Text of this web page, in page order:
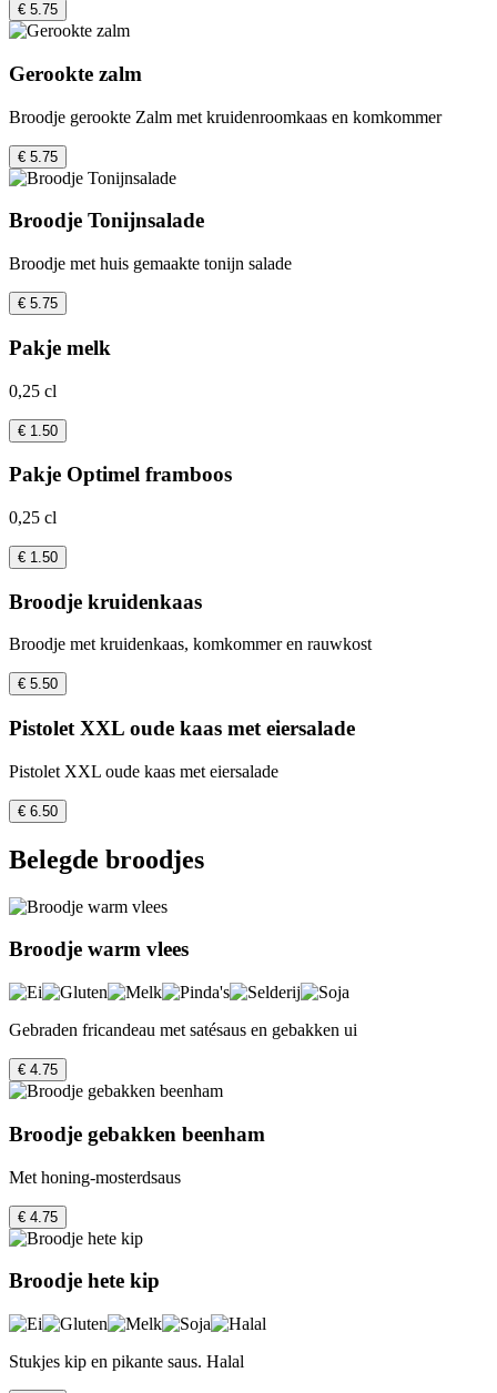
€ 5.75
Gerookte zalm
Broodje gerookte Zalm met kruidenroomkaas en komkommer
€ 5.75
Broodje Tonijnsalade
Broodje met huis gemaakte tonijn salade
€ 5.75
Pakje melk
0,25 cl
€ 1.50
Pakje Optimel framboos
0,25 cl
€ 1.50
Broodje kruidenkaas
Broodje met kruidenkaas, komkommer en rauwkost
€ 5.50
Pistolet XXL oude kaas met eiersalade
Pistolet XXL oude kaas met eiersalade
€ 6.50
Belegde broodjes
Broodje warm vlees
Gebraden fricandeau met satésaus en gebakken ui
€ 4.75
Broodje gebakken beenham
Met honing-mosterdsaus
€ 4.75
Broodje hete kip
Stukjes kip en pikante saus. Halal